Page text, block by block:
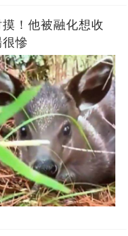
！他被融化想收
慘